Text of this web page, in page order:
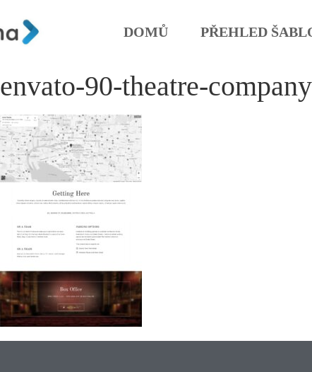
DOMŮ PŘEHLED
envato-90-theatre-